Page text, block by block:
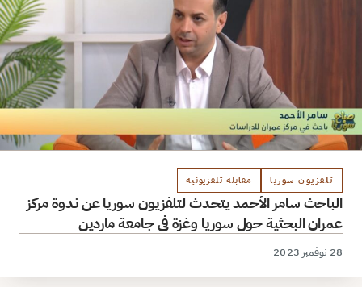
تلفزيون سوريا مقابلة تلفزيونية
الباحث سامر الأحمد يتحدث لتلفزيون سوريا عن ندوة مركز
عمران البحثية حول سوريا وغزة في جامعة ماردين
28 نوفمبر 2023